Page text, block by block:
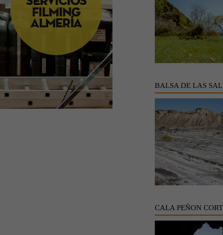
BALSA DE LAS
CALA PEÑON